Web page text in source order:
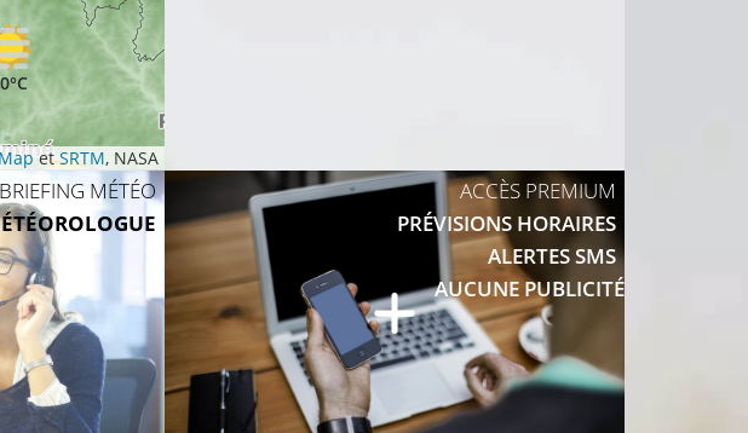
11°C
16°C
12°C
12°C
etSRTM, NASA
BRIEFING MÉTÉO
ACCÈS PREMIUM
PRÉVISIONS HORAIRES
ALERTES SMS
AUCUNE PUBLICITÉ